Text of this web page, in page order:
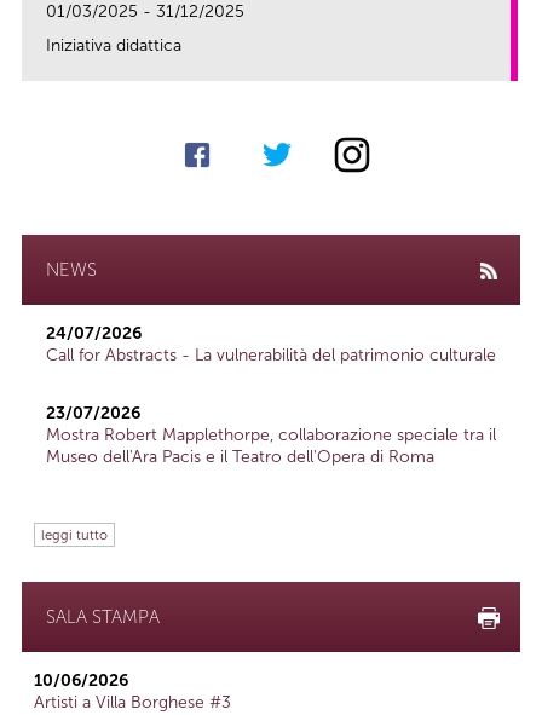
01/03/2025 - 31/12/2025
Iniziativa didattica
NEWS
24/07/2026
Call for Abstracts - La vulnerabilità del patrimonio culturale
23/07/2026
Mostra Robert Mapplethorpe, collaborazione speciale tra il
Museo dell'Ara Pacis e il Teatro dell'Opera di Roma
leggi tutto
SALA STAMPA
10/06/2026
Artisti a Villa Borghese #3